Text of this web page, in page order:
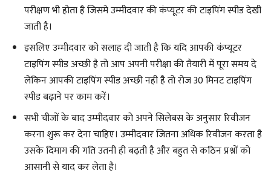
परीक्षण भी होता है जिसमे उम्मीदवार की कंप्यूटर की टाइपिंग स्पीड देखी
जाती है।
इसलिए उम्मीदवार को सलाह दी जाती है कि यदि आपकी कंप्यूटर
टाइपिंग स्पीड अच्छी है तो आप अपनी परीक्षा की तैयारी में पूरा समय दे
लेकिन आपकी टाइपिंग स्पीड अच्छी नही है तो रोज 30 मिनट टाइपिंग
स्पीड बढ़ाने पर काम करें।
सभी चीजों के बाद उम्मीदवार को अपने सिलेबस के अनुसार रिवीजन
करना शुरू कर देना चाहिए। उम्मीदवार जितना अधिक रिवीजन करता है
उसके दिमाग की गति उतनी ही बढ़ती है और बहुत से कठिन प्रश्नों को
आसानी से याद कर लेता है।